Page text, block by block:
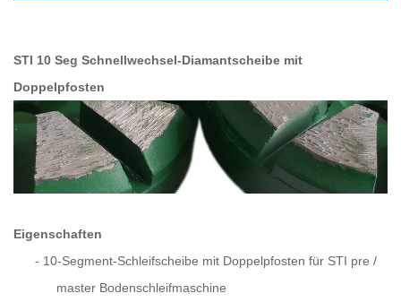
STI 10 Seg Schnellwechsel-Diamantscheibe mit
Doppelpfosten
Eigenschaften
- 10-Segment-Schleifscheibe mit Doppelpfosten für STI pre /
master Bodenschleifmaschine